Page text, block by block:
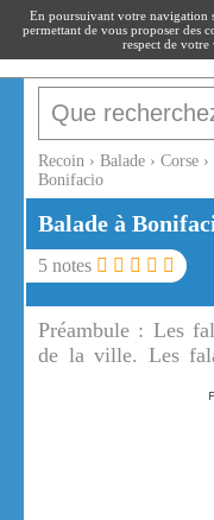
recoin
Recoin › Balade › Corse ›
Bonifacio
Balade à
5 notes
Préambule : Les
de la ville. Les
En poursuivant votre navigation
permettant de vous proposer des
respect de votre